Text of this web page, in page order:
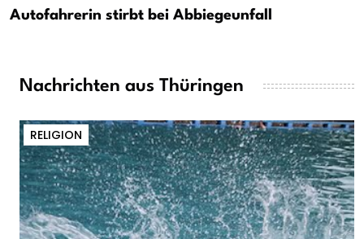
Autofahrerin stirbt bei Abbiegeunfall
Nachrichten aus Thüringen
RELIGION